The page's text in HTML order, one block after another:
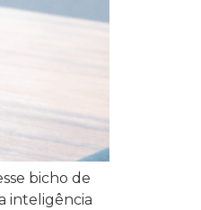
bicho de
inteligência